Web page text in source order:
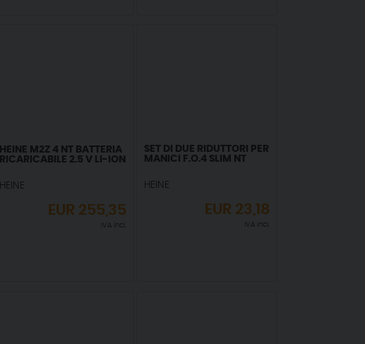
HEINE M2Z 4 NT BATTERIA
RICARICABILE 2.5 V LI-ION
HEINE
EUR 255,35
IVA incl.
SET DI DUE RIDUTTORI PER
MANICI F.O.4 SLIM NT
HEINE
EUR 23,18
IVA incl.